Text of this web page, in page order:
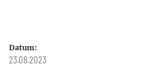
Datum:
23.08.2023